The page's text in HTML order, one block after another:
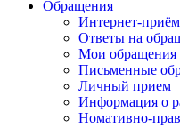
Обращения
Интернет-
Ответы на
Мои обращения
Письменные
Личный прием
Информация о
Номативно-